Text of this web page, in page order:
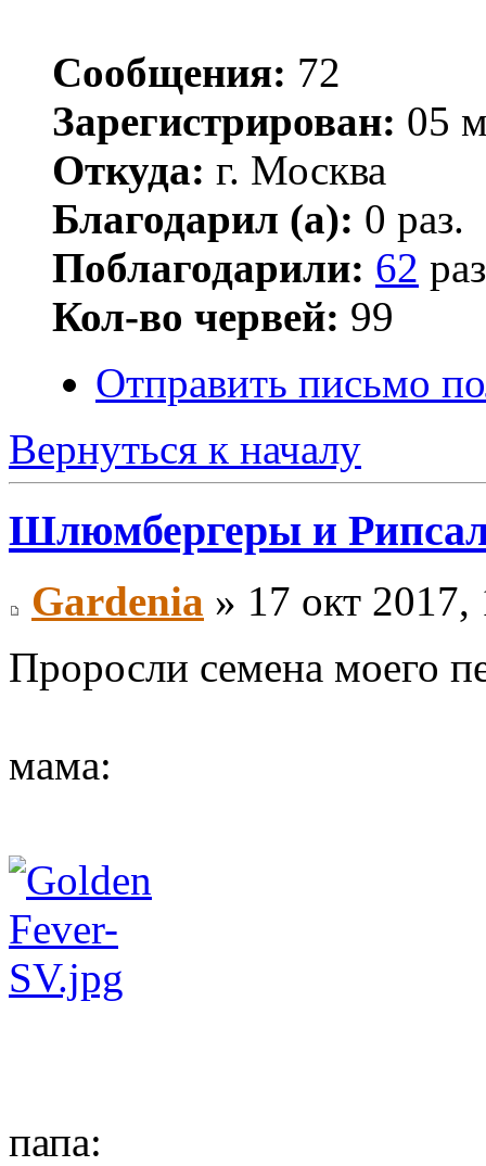
Сообщения: 72
Зарегистрирован: 05
Откуда: г. Москва
Благодарил (а): 0 раз.
Поблагодарили: 62
Кол-во червей: 99
Отправить письмо
Вернуться к началу
Шлюмбергеры и
Gardenia » 17 окт 2017,
Проросли семена моего
мама:
папа: